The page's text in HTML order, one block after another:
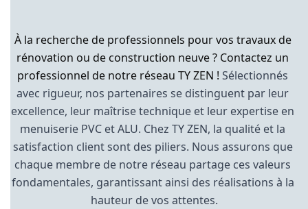
À la recherche de professionnels pour vos travaux de
rénovation ou de construction neuve ? Contactez un
professionnel de notre réseau TY ZEN ! Sélectionnés
avec rigueur, nos partenaires se distinguent par leur
excellence, leur maîtrise technique et leur expertise en
menuiserie PVC et ALU. Chez TY ZEN, la qualité et la
satisfaction client sont des piliers. Nous assurons que
chaque membre de notre réseau partage ces valeurs
fondamentales, garantissant ainsi des réalisations à la
hauteur de vos attentes.